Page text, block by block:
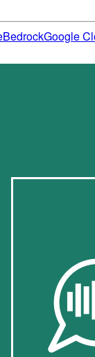
BedrockGoogle